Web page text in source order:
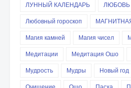
ЛУННЫЙ КАЛЕНДАРЬ
ЛЮБОВЬ
Любовный гороскоп
Магия камней
Магия чисел
Медитации
Медитация Ошо
Мудрость
Мудры Новый год